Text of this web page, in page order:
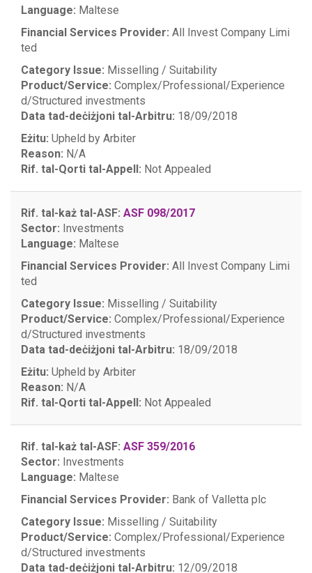
Language: Maltese
Financial Services Provider: All Invest Company Limi
ted
Category Issue: Misselling / Suitability
Product/Service: Complex/Professional/Experience
d/Structured investments
Data tad-deċiżjoni tal-Arbitru: 18/09/2018
Eżitu: Upheld by Arbiter
Reason: N/A
Rif. tal-Qorti tal-Appell: Not Appealed
Rif. tal-każ tal-ASF: ASF 098/2017
Sector: Investments
Language: Maltese
Financial Services Provider: All Invest Company Limi
ted
Category Issue: Misselling / Suitability
Product/Service: Complex/Professional/Experience
d/Structured investments
Data tad-deċiżjoni tal-Arbitru: 18/09/2018
Eżitu: Upheld by Arbiter
Reason: N/A
Rif. tal-Qorti tal-Appell: Not Appealed
Rif. tal-każ tal-ASF: ASF 359/2016
Sector: Investments
Language: Maltese
Financial Services Provider: Bank of Valletta plc
Category Issue: Misselling / Suitability
Product/Service: Complex/Professional/Experience
d/Structured investments
Data tad-deċiżjoni tal-Arbitru: 12/09/2018